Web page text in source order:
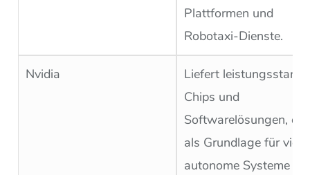
Plattformen und
Robotaxi-Dienste.
Nvidia
Liefert leistungsstarke
Chips und
Softwarelösungen, die
als Grundlage für viele
autonome Systeme